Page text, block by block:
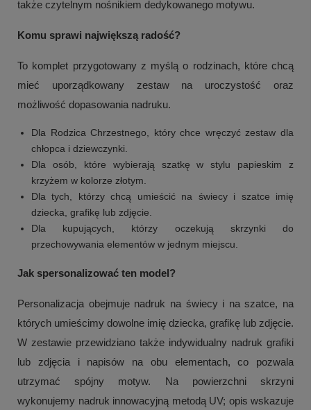
+2
także czytelnym nośnikiem dedykowanego motywu.
Komu sprawi największą radość?
To komplet przygotowany z myślą o rodzinach, które chcą
mieć uporządkowany zestaw na uroczystość oraz
możliwość dopasowania nadruku.
Dla Rodzica Chrzestnego, który chce wręczyć zestaw dla
chłopca i dziewczynki.
Dla osób, które wybierają szatkę w stylu papieskim z
krzyżem w kolorze złotym.
Dla tych, którzy chcą umieścić na świecy i szatce imię
dziecka, grafikę lub zdjęcie.
Dla kupujących, którzy oczekują skrzynki do
przechowywania elementów w jednym miejscu.
Jak spersonalizować ten model?
Personalizacja obejmuje nadruk na świecy i na szatce, na
których umieścimy dowolne imię dziecka, grafikę lub zdjęcie.
W zestawie przewidziano także indywidualny nadruk grafiki
lub zdjęcia i napisów na obu elementach, co pozwala
utrzymać spójny motyw. Na powierzchni skrzyni
wykonujemy nadruk innowacyjną metodą UV; opis wskazuje